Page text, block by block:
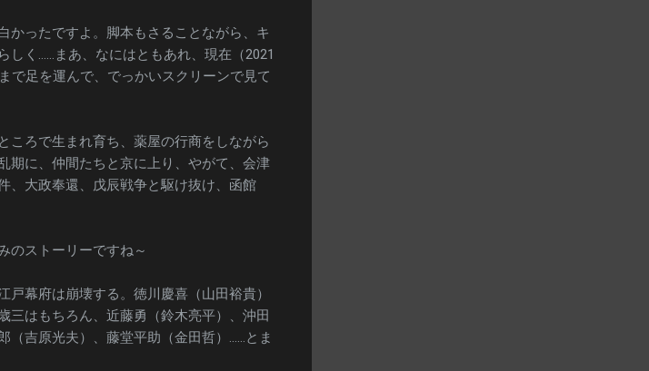
かったですよ。脚本もさることながら、キ
しく……まあ、なにはともあれ、現在（2021
で足を運んで、でっかいスクリーンで見て
ころで生まれ育ち、薬屋の行商をしながら
期に、仲間たちと京に上り、やがて、会津
、大政奉還、戊辰戦争と駆け抜け、函館
のストーリーですね～
幕府は崩壊する。徳川慶喜（山田裕貴）
三はもちろん、近藤勇（鈴木亮平）、沖田
（吉原光夫）、藤堂平助（金田哲）……とま